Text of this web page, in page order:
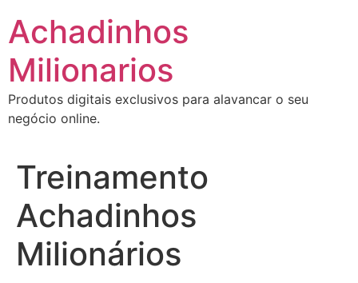
para
conteúdo
Achadinhos
Milionarios
Produtos digitais exclusivos para alavancar o seu
negócio online.
Treinamento
Achadinhos
Milionários